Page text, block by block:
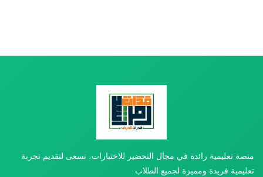
منصة تعليمية رائدة في مجال التحضير للاختبارات، نسعى لتقديم تجربة
تعليمية فريدة ومميزة لجميع الطلاب